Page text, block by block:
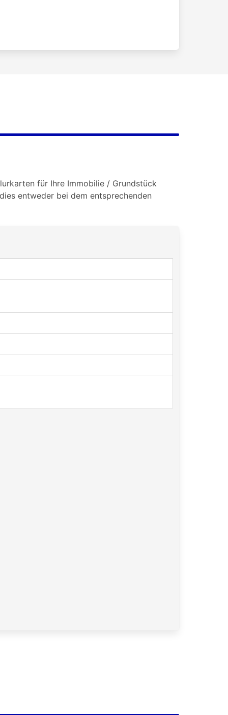
für Ihre Immobilie / Grundstück
entweder bei dem entsprechenden